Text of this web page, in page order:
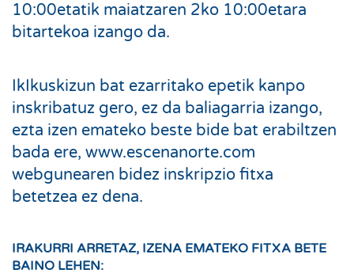
10:00etatik maiatzaren 2ko 10:00etara
bitartekoa izango da.
IkIkuskizun bat ezarritako epetik kanpo
inskribatuz gero, ez da baliagarria izango,
ezta izen emateko beste bide bat erabiltzen
bada ere, www.escenanorte.com
webgunearen bidez inskripzio fitxa
betetzea ez dena.
IRAKURRI ARRETAZ, IZENA EMATEKO FITXA BETE
BAINO LEHEN: